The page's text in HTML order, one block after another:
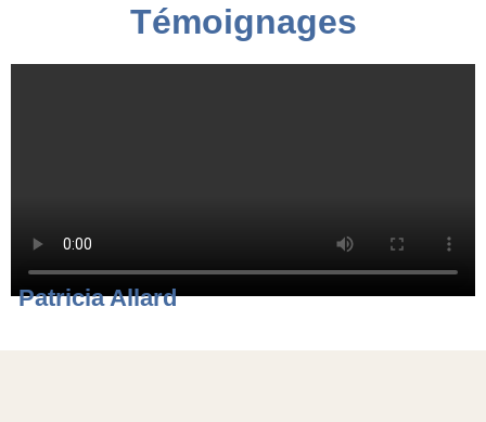
Témoignages
Patricia Allard